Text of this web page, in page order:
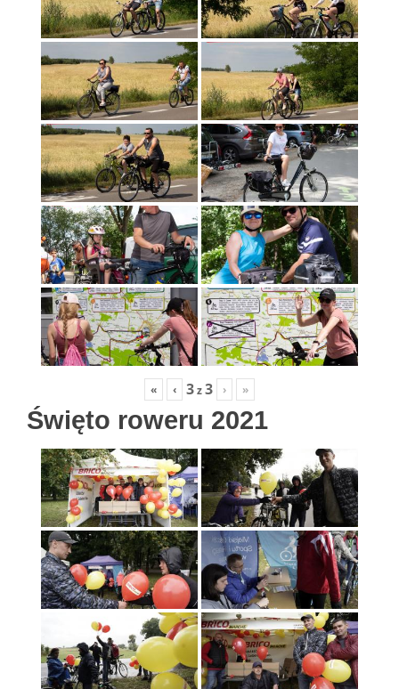
« ‹ 3z3 › »
Święto roweru 2021